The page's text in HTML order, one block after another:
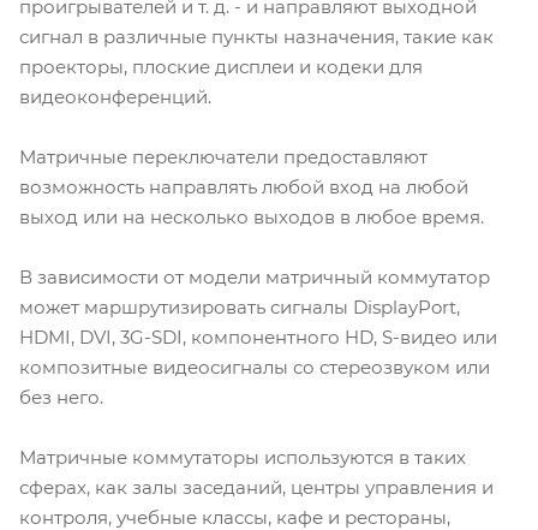
проигрывателей и т. д. - и направляют выходной
сигнал в различные пункты назначения, такие как
проекторы, плоские дисплеи и кодеки для
видеоконференций.
Матричные переключатели предоставляют
возможность направлять любой вход на любой
выход или на несколько выходов в любое время.
В зависимости от модели матричный коммутатор
может маршрутизировать сигналы DisplayPort,
HDMI, DVI, 3G-SDI, компонентного HD, S-видео или
композитные видеосигналы со стереозвуком или
без него.
Матричные коммутаторы используются в таких
сферах, как залы заседаний, центры управления и
контроля, учебные классы, кафе и рестораны,